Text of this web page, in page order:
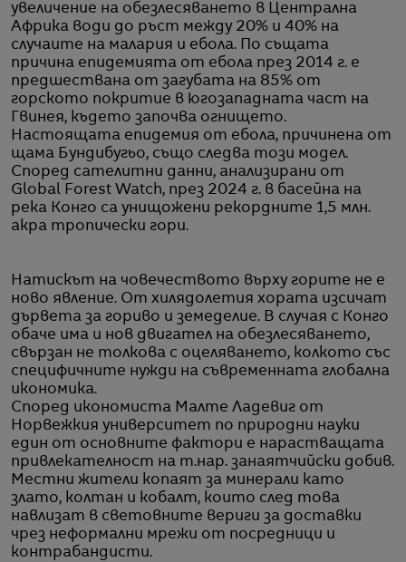
увеличение на обезлесяването в Централна
Африка води до ръст между 20% и 40% на
случаите на малария и ебола. По същата
причина епидемията от ебола през 2014 г. е
предшествана от загубата на 85% от
горското покритие в югозападната част на
Гвинея, където започва огнището.
Настоящата епидемия от ебола, причинена от
щама Бундибугьо, също следва този модел.
Според сателитни данни, анализирани от
Global Forest Watch, през 2024 г. в басейна на
река Конго са унищожени рекордните 1,5 млн.
акра тропически гори.
Натискът на човечеството върху горите не е
ново явление. От хилядолетия хората изсичат
дървета за гориво и земеделие. В случая с Конго
обаче има и нов двигател на обезлесяването,
свързан не толкова с оцеляването, колкото със
специфичните нужди на съвременната глобална
икономика.
Според икономиста Малте Ладевиг от
Норвежкия университет по природни науки
един от основните фактори е нарастващата
привлекателност на т.нар. занаятчийски добив.
Местни жители копаят за минерали като
злато, колтан и кобалт, които след това
навлизат в световните вериги за доставки
чрез неформални мрежи от посредници и
контрабандисти.